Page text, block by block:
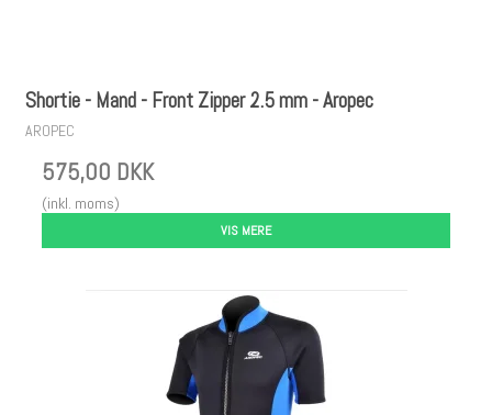
Shortie - Mand - Front Zipper 2.5 mm - Aropec
AROPEC
575,00 DKK
(inkl. moms)
VIS MERE